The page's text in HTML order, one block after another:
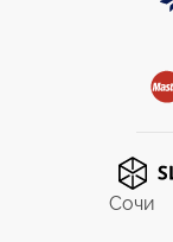
Сочи